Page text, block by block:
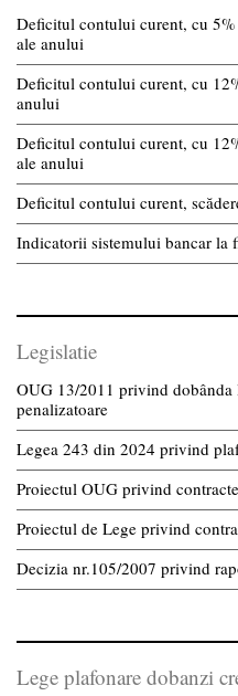
Deficitul contului curent, cu
ale anului
Deficitul contului curent, cu
anului
Deficitul contului curent, cu
ale anului
Deficitul contului curent,
Indicatorii sistemului bancar la
Legislatie
OUG 13/2011 privind dobânda
penalizatoare
Legea 243 din 2024 privind
Proiectul OUG privind
Proiectul de Lege privind
Decizia nr.105/2007 privind
Lege plafonare dobanzi